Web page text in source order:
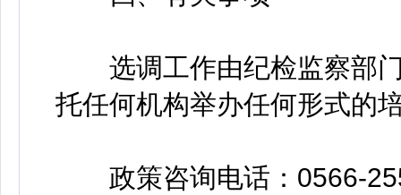
选调工作由纪检监察部门
托任何机构举办任何形式的
政策咨询电话：0566-